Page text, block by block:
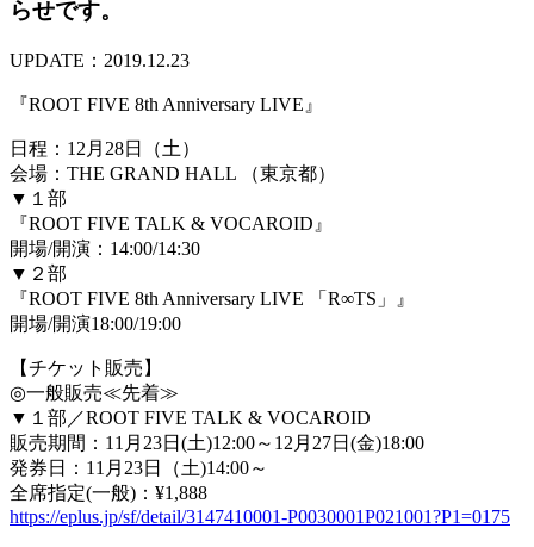
らせです。
UPDATE：2019.12.23
『ROOT FIVE 8th Anniversary LIVE』
日程：12月28日（土）
会場：THE GRAND HALL （東京都）
▼１部
『ROOT FIVE TALK & VOCAROID』
開場/開演：14:00/14:30
▼２部
『ROOT FIVE 8th Anniversary LIVE 「R∞TS」』
開場/開演18:00/19:00
【チケット販売】
◎一般販売≪先着≫
▼１部／ROOT FIVE TALK & VOCAROID
販売期間：11月23日(土)12:00～12月27日(金)18:00
発券日：11月23日（土)14:00～
全席指定(一般)：¥1,888
https://eplus.jp/sf/detail/3147410001-P0030001P021001?P1=0175